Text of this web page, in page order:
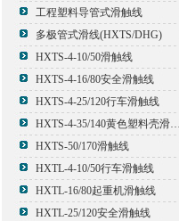
工程塑料导管式滑触线
多极管式滑线(HXTS/DHG)
HXTS-4-10/50滑触线
HXTS-4-16/80安全滑触线
HXTS-4-25/120行车滑触线
HXTS-4-35/140黄色塑料壳滑触线
HXTS-50/170滑触线
HXTL-4-10/50行车滑触线
HXTL-16/80起重机滑触线
HXTL-25/120安全滑触线